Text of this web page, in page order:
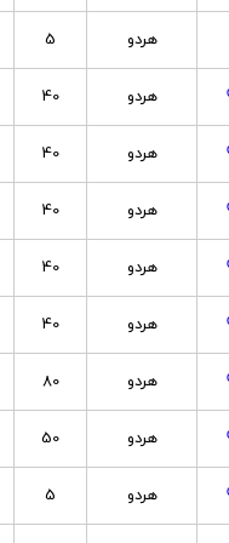
هردو 5
هردو 40
هردو 40
هردو 40
هردو 40
هردو 40
هردو 80
هردو 50
هردو 5